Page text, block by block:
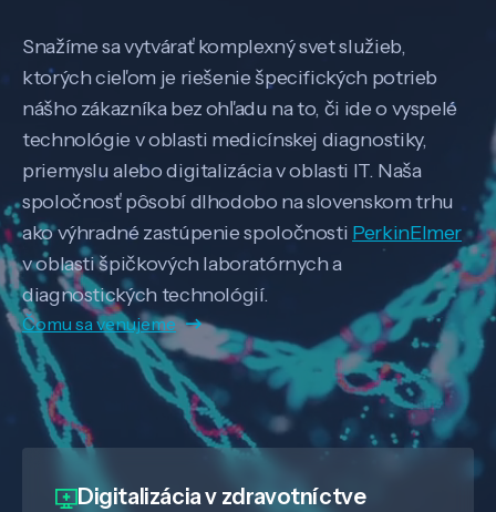
Snažíme sa vytvárať komplexný svet služieb,
ktorých cieľom je riešenie špecifických potrieb
nášho zákazníka bez ohľadu na to, či ide o vyspelé
technológie v oblasti medicínskej diagnostiky,
priemyslu alebo digitalizácia v oblasti IT. Naša
spoločnosť pôsobí dlhodobo na slovenskom trhu
ako výhradné zastúpenie spoločnosti PerkinElmer
v oblasti špičkových laboratórnych a
diagnostických technológií.
Čomu sa venujeme
Digitalizáciav zdravotníctve